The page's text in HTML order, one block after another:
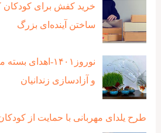
خرید کفش برای کودکان
ساختن آینده‌ای بزرگ
نوروز۱۴۰۱-اهدای
و آزادسازی زندانیان
طرح یلدای مهربانی با حمایت از